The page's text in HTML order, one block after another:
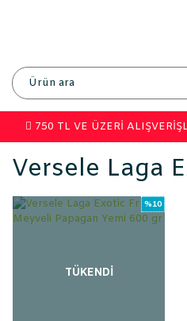
750 TL VE ÜZERİ
Versele Laga
%10
TÜKENDİ